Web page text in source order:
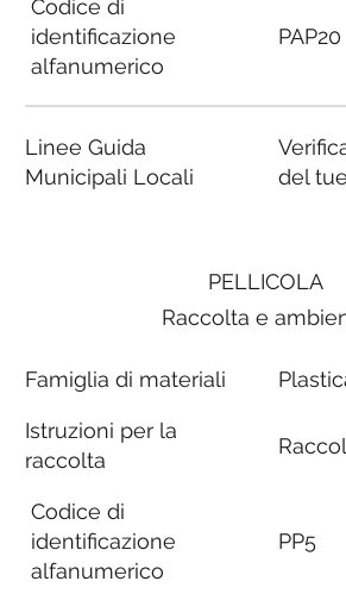
PELLICOLA
Raccolta e
Famiglia di materiali
Istruzioni per la
raccolta
Codice di
identificazione
alfanumerico
PP5
Codice di
identificazione
alfanumerico
Linee Guida
Municipali Locali
PAP20
del